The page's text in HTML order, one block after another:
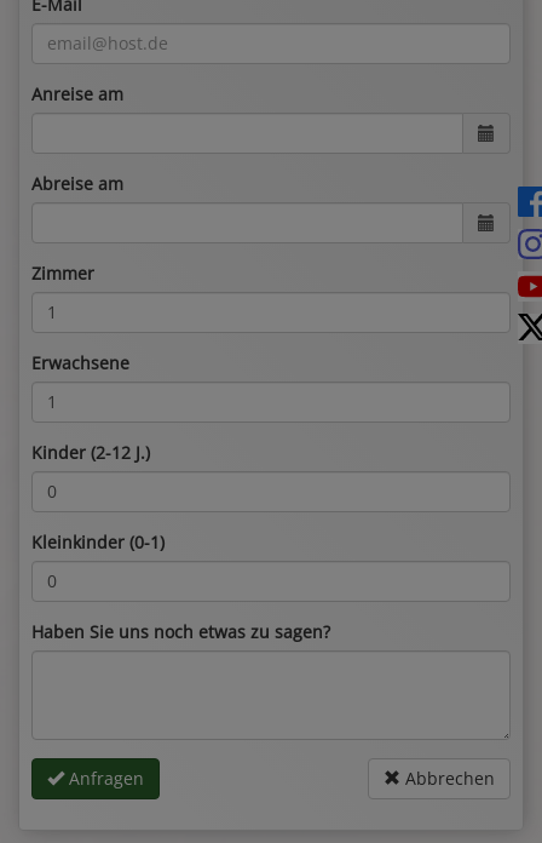
Anreise am
Abreise am
Zimmer
Erwachsene
Kinder (2-12 J.)
Kleinkinder (0-1)
Haben Sie uns noch etwas zu sagen?
Anfragen Abbrechen